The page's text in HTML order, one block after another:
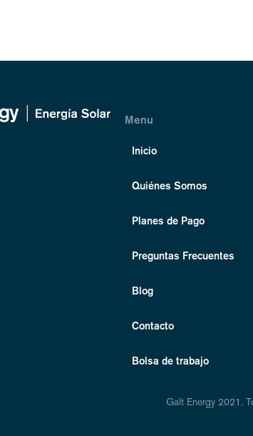
Menu
Inicio
Quiénes Somos
Planes de Pago
Preguntas Frecuentes
Blog
Contacto
Bolsa de trabajo
Galt Energy 2021.